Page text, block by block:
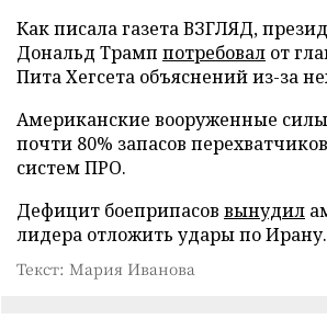
Как писала газета ВЗГЛЯД,
Дональд Трамп потребовал от
Пита Хегсета объяснений из-за
Американские вооруженные силы
почти 80% запасов
систем ПРО.
Дефицит боеприпасов вынудил
лидера отложить удары по Ирану.
Текст: Мария Иванова